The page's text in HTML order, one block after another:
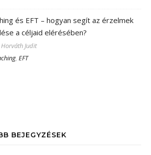
és EFT – hogyan segít az érzelmek
a céljaid elérésében?
Judit
,EFT
BEJEGYZÉSEK